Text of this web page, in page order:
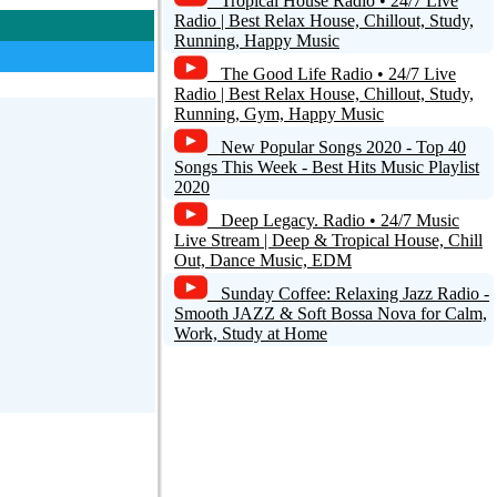
Radio | Best Relax House, Chillout, Study,
Running, Happy Music
The Good Life Radio • 24/7 Live
Radio | Best Relax House, Chillout, Study,
Running, Gym, Happy Music
New Popular Songs 2020 - Top 40
Songs This Week - Best Hits Music Playlist
2020
Deep Legacy. Radio • 24/7 Music
Live Stream | Deep & Tropical House, Chill
Out, Dance Music, EDM
Sunday Coffee: Relaxing Jazz Radio -
Smooth JAZZ & Soft Bossa Nova for Calm,
Work, Study at Home